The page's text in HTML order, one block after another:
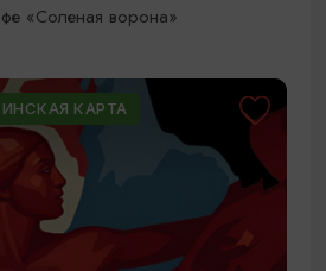
«Соленая ворона»
КАРТА